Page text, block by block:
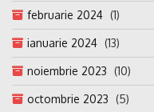
februarie 2024 (1)
ianuarie 2024 (13)
noiembrie 2023 (10)
octombrie 2023 (5)